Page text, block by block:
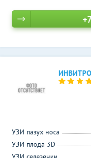
ИНВИТРО
УЗИ пазух носа
УЗИ плода 3D